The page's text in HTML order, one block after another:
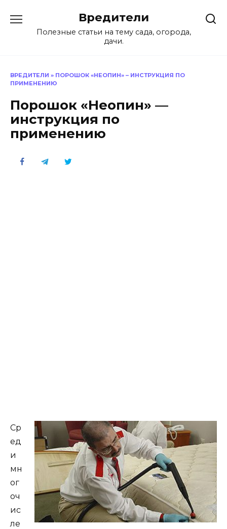
содержанию
Вредители
Полезные статьи на тему сада, огорода,
дачи.
ВРЕДИТЕЛИ » ПОРОШОК «НЕОПИН» – ИНСТРУКЦИЯ ПО
ПРИМЕНЕНИЮ
Порошок «Неопин» —
инструкция по
применению
Ср
ед
и
мн
ог
оч
ис
ле